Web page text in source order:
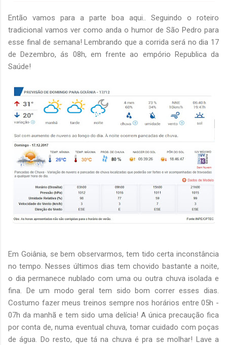
Então vamos para a parte boa aqui.. Seguindo o roteiro
tradicional vamos ver como anda o humor de São Pedro para
esse final de semana! Lembrando que a corrida será no dia 17
de Dezembro, ás 08h, em frente ao empório Republica da
Saúde!
Em Goiânia, se bem observarmos, tem tido certa inconstância
no tempo. Nesses últimos dias tem chovido bastante a noite,
o dia permanece nublado com uma ou outra chuva isolada e
fina. De um modo geral tem sido bom correr esses dias.
Costumo fazer meus treinos sempre nos horários entre 05h -
07h da manhã e tem sido uma delícia! A única precaução fica
por conta de, numa eventual chuva, tomar cuidado com poças
de água. Do resto, que tá na chuva é pra se molhar! Lave a